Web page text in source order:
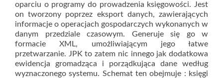
oparciu o programy do prowadzenia księgowości. Jest
on tworzony poprzez eksport danych, zawierających
informacje o operacjach gospodarczych wykonanych w
danym przedziale czasowym. Generuje się go w
formacie XML, umożliwiającym jego łatwe
przetwarzanie. JPK to zatem nic innego jak dodatkowa
ewidencja gromadząca i porządkująca dane według
wyznaczonego systemu. Schemat ten obejmuje : księgi